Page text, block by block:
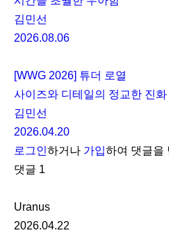
김민선
2026.08.06
[WWG 2026] 튜더 로열
사이즈와 디테일의 정교한 진화
김민선
2026.04.20
로그인하거나 가입하여 댓글을
댓글 1
Uranus
2026.04.22